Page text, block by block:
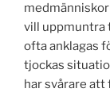
vill uppmuntra
ofta anklagas
tjockas
har svårare att